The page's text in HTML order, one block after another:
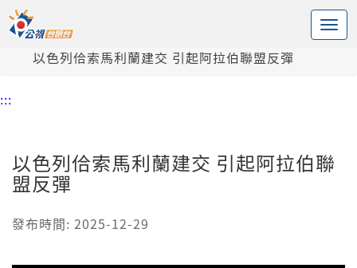
中央內容區塊
頭頁
以色列佮索馬利蘭建交 引起阿拉伯聯盟反彈
:::
以色列佮索馬利蘭建交 引起阿拉伯聯
盟反彈
發布時間: 2025-12-29